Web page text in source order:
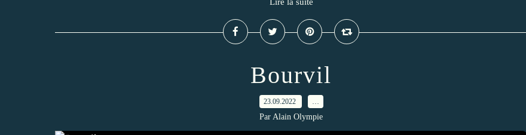
Bourvil
23.09.2022 …
Par Alain Olympie